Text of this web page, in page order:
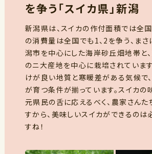
を争う「スイカ県」新潟
新潟県は、スイカの作付面積では全
の消費量は全国でも1、2を争う、まさ
潟市を中心にした海岸砂丘畑地帯と
のニ大産地を中心に栽培されていま
けが良い地質と寒暖差がある気候で
が育つ条件が揃っています。スイカの
元県民の舌に応えるべく、農家さん
すから、美味しいスイカができるのは
すね！